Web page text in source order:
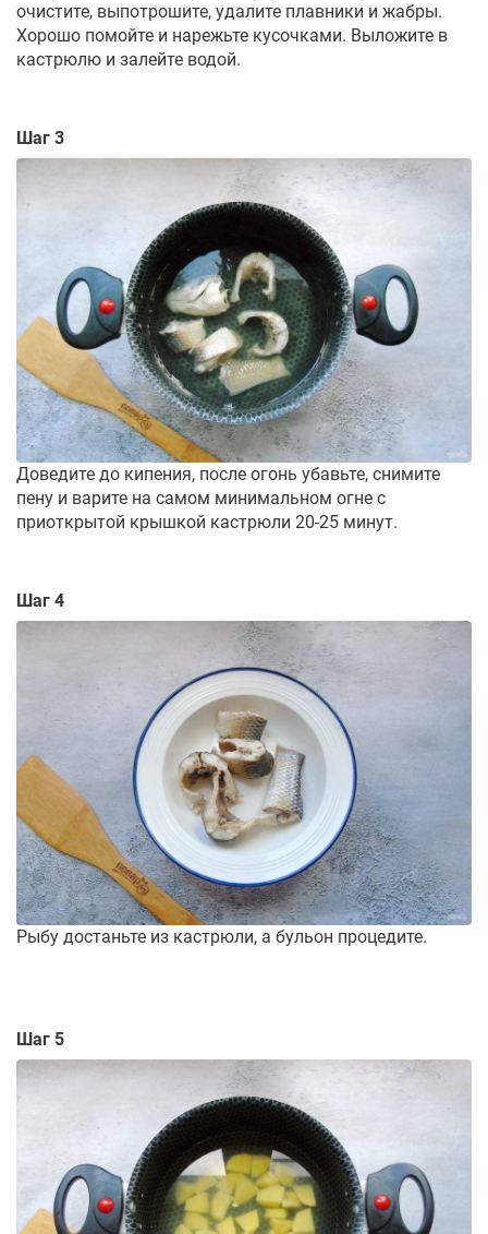
очистите, выпотрошите, удалите плавники и жабры.
Хорошо помойте и нарежьте кусочками. Выложите в
кастрюлю и залейте водой.
Шаг 3
Доведите до кипения, после огонь убавьте, снимите
пену и варите на самом минимальном огне с
приоткрытой крышкой кастрюли 20-25 минут.
Шаг 4
Рыбу достаньте из кастрюли, а бульон процедите.
Шаг 5